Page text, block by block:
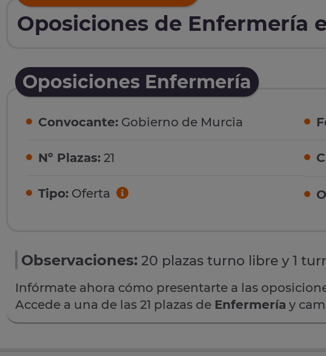
Oposiciones de Enfermería
Oposiciones Enfermería
Convocante: Gobierno de Murcia
Nº Plazas: 21
Tipo: Oferta
Observaciones: 20 plazas turno libre y 1
Infórmate ahora cómo presentarte a las
Accede a una de las 21 plazas de Enfermería y